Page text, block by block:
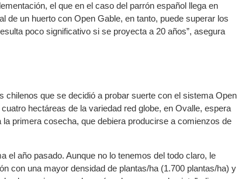
el que en el caso del parrón español llega en
de un huerto con Open Gable, en tanto, puede superar los
poco significativo si se proyecta a 20 años”, asegura
chilenos que se decidió a probar suerte con el sistema Open
hectáreas de la variedad red globe, en Ovalle, espera
primera cosecha, que debiera producirse a comienzos de
el año pasado. Aunque no lo tenemos del todo claro, le
con una mayor densidad de plantas/ha (1.700 plantas/ha) y